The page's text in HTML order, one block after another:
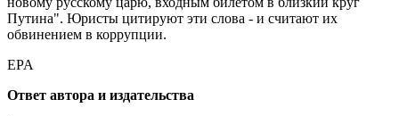
Путина". Юристы цитируют эти слова - и считают их
обвинением в коррупции.
EPA
Ответ автора и издательства